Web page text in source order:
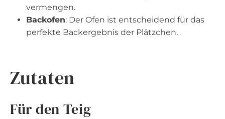
vermengen.
Backofen: Der Ofen ist entscheidend für das
perfekte Backergebnis der Plätzchen.
Zutaten
Für den Teig